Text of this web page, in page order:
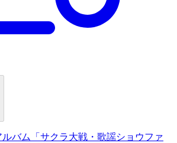
バム「サクラ大戦・歌謡ショウファ